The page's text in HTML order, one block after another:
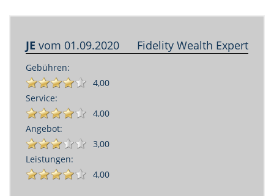
JE vom 01.09.2020 Fidelity Wealth Expert
Gebühren:
4,00
Service:
4,00
Angebot:
3,00
Leistungen:
4,00